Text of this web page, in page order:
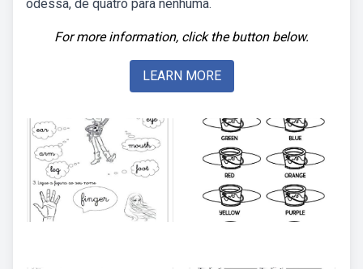
odessa, de quatro para nenhuma.
For more information, click the button below.
LEARN MORE